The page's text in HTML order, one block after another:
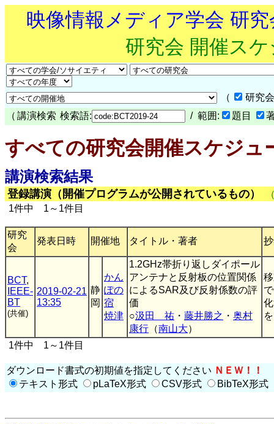
映像情報メディア学会 研
研究会 開催ス
（
研究
（ 講演検索 検索語: / 範囲: 題目
すべての研究会開催スケジュ
講演検索結果
登録講演（開催プログラムが公開されているもの）
1件中 1～1件目
研究
会
発表日時 開催地 タイトル・著者
BCT,
IEEE-
BT
(共催)
2019-02-21
13:35
静
岡
かん
ぽの
宿
焼津
1.2GHz帯折り返しダイポール
アンテナと反射板の位置関係
によるSAR及び反射係数の評
価
○汲田 祐 ・ 藤井勝之 ・ 奥村
康行 （南山大）
1件中 1～1件目
ダウンロード書式の初期値を指定してください ＮＥＷ！！
テキスト形式
pLaTeX形式 CSV形式 BibTeX形式